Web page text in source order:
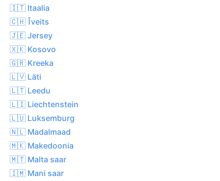
🇮🇹 Itaalia
🇨🇭 Ĩveits
🇯🇪 Jersey
🇽🇰 Kosovo
🇬🇷 Kreeka
🇱🇻 Läti
🇱🇹 Leedu
🇱🇮 Liechtenstein
🇱🇺 Luksemburg
🇳🇱 Madalmaad
🇲🇰 Makedoonia
🇲🇹 Malta saar
🇮🇲 Mani saar